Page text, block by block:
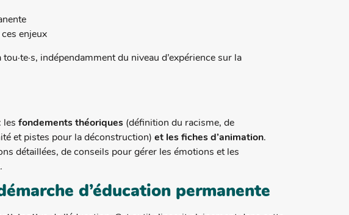
enjeux
indépendamment du niveau d’expérience sur la
les fondements théoriques(définition du racisme, de
et pistes pour la déconstruction) et les fiches d’animation.
détaillées, de conseils pour gérer les émotions et les
d’éducation permanente